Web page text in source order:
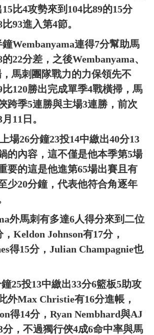
比4攻勢來到104比89的15分
93進入第4節。
Wembanyama連得7分幫助馬
22分差，之後Wembanyama、
馬刺團隊戰力的力保領先不
120勝出完成單季4戰橫掃，馬
跨季5連勝與主場3連勝，前次
11日。
場26分鐘23投14中繳出40分13
的內容，這不僅是他本季第5場
要的這是他進第65場出賽且有
少20分鐘，代表他符合角逐年
外馬刺有多達6人得分來到二位
Keldon Johnson有17分，
得15分，Julian Champagnie也
25投13中繳出33分6籃板5助攻
外Max Christie有16分進帳，
得14分，Ryan Nembhard與AJ
分，不過獨行俠4成6命中率與馬